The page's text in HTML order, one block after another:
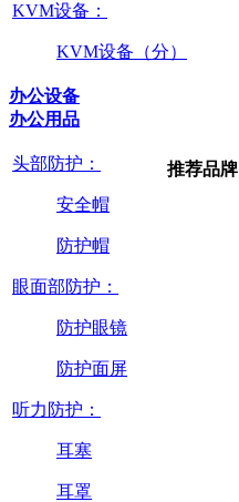
KVM设备：
KVM设备（分）
办公设备
办公用品
头部防护：
安全帽
防护帽
眼面部防护：
防护眼镜
防护面屏
听力防护：
耳塞
耳罩
推荐品牌